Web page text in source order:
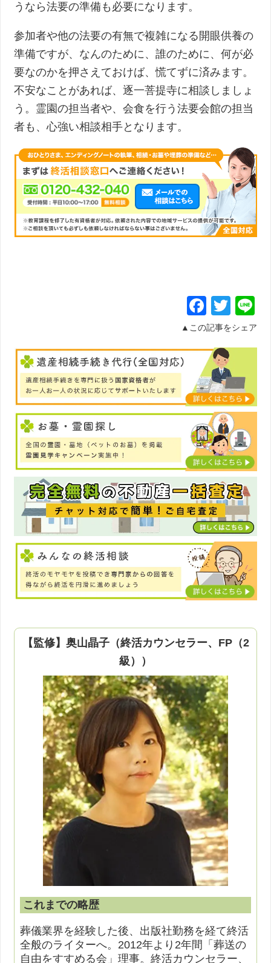
うなら法要の準備も必要になります。
参加者や他の法要の有無で複雑になる開眼供養の
準備ですが、なんのために、誰のために、何が必
要なのかを押さえておけば、慌てずに済みます。
不安なことがあれば、逐一菩提寺に相談しましょ
う。霊園の担当者や、会食を行う法要会館の担当
者も、心強い相談相手となります。
▲この記事をシェア
【監修】奥山晶子（終活カウンセラー、FP（2
級））
これまでの略歴
葬儀業界を経験した後、出版社勤務を経て終活
全般のライターへ。2012年より2年間「葬送の
自由をすすめる会」理事。終活カウンセラー、